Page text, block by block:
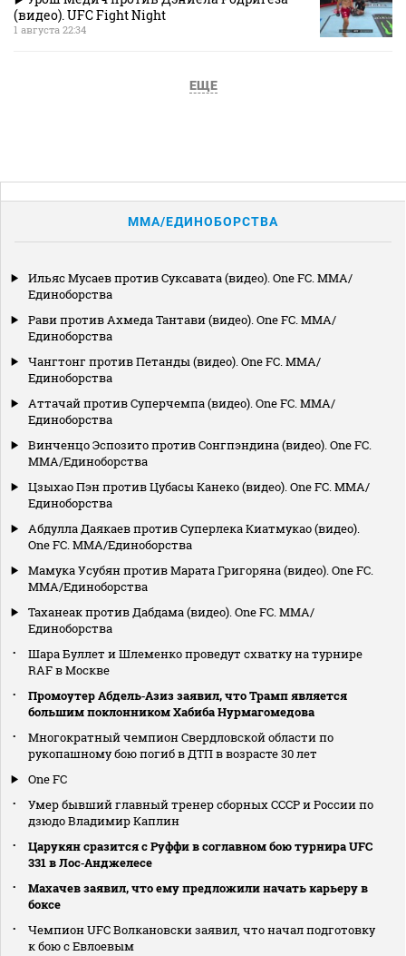
(видео). UFC Fight Night
1 августа 22:34
ЕЩЕ
MMA/ЕДИНОБОРСТВА
Ильяс Мусаев против Суксавата (видео). One FC. MMA/
Единоборства
Рави против Ахмеда Тантави (видео). One FC. MMA/
Единоборства
Чангтонг против Петанды (видео). One FC. MMA/
Единоборства
Аттачай против Суперчемпа (видео). One FC. MMA/
Единоборства
Винченцо Эспозито против Сонгпэндина (видео). One FC.
MMA/Единоборства
Цзыхао Пэн против Цубасы Канеко (видео). One FC. MMA/
Единоборства
Абдулла Даякаев против Суперлека Киатмукао (видео).
One FC. MMA/Единоборства
Мамука Усубян против Марата Григоряна (видео). One FC.
MMA/Единоборства
Таханеак против Дабдама (видео). One FC. MMA/
Единоборства
Шара Буллет и Шлеменко проведут схватку на турнире
RAF в Москве
Промоутер Абдель‑Азиз заявил, что Трамп является
большим поклонником Хабиба Нурмагомедова
Многократный чемпион Свердловской области по
рукопашному бою погиб в ДТП в возрасте 30 лет
One FC
Умер бывший главный тренер сборных СССР и России по
дзюдо Владимир Каплин
Царукян сразится с Руффи в соглавном бою турнира UFC
331 в Лос‑Анджелесе
Махачев заявил, что ему предложили начать карьеру в
боксе
Чемпион UFC Волкановски заявил, что начал подготовку
к бою с Евлоевым